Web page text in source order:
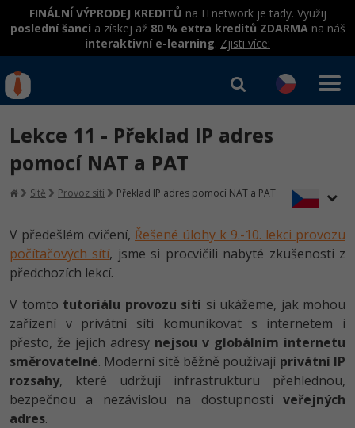
FINÁLNÍ VÝPRODEJ KREDITŮ na ITnetwork je tady. Využij
poslední šanci a získej až 80 % extra kreditů ZDARMAna náš
interaktivní e-learning. Zjisti více:
Rekvalifikace a kurzy
hrazené úřadem práce
Workshopy zdarma
Umělá inteligence v praxi
Datová analýza v praxi
Školení
Základy programování
Objektové programování - OOP
Umělá inteligence
HTML5, CSS3, Bootstrap, SEO
Školení dle technologií
C# .NET
Java
PHP
Kurzy IT profesí
Programátor WWW aplikací
Front-end developer
Vývojář mobilních aplikací
Specialista na AI a bigdata
Kurzy programování
Jak začít?
C#.NET -80%
Python -80%
JavaScript -80%
Kurzy e-commerce
Testování softwaru
Datová analýza
Digitální gramotnost
Marketing -30%
Přihlásit se | Registrovat
Lekce 11 - Překlad IP adres
pomocí NAT a PAT
Sítě Provoz sítí Překlad IP adres pomocí NAT a PAT
V předešlém cvičení, Řešené úlohy k 9.-10. lekci provozu
počítačových sítí, jsme si procvičili nabyté zkušenosti z
předchozích lekcí.
V tomto tutoriálu provozu sítí si ukážeme, jak mohou
zařízení v privátní síti komunikovat s internetem i
přesto, že jejich adresy nejsou v globálním internetu
směrovatelné. Moderní sítě běžně používají privátní IP
rozsahy, které udržují infrastrukturu přehlednou,
bezpečnou a nezávislou na dostupnosti veřejných
adres.